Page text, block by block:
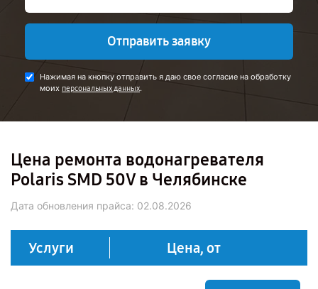
Отправить заявку
Нажимая на кнопку отправить я даю свое согласие на обработку
моих персональных данных.
Цена ремонта водонагревателя
Polaris SMD 50V в Челябинске
Дата обновления прайса: 02.08.2026
Услуги Цена, от